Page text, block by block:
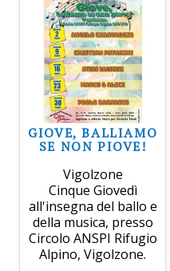
GIOVE, BALLIAMO
SE NON PIOVE!
Vigolzone
Cinque Giovedì
all'insegna del ballo e
della musica, presso
Circolo ANSPI Rifugio
Alpino, Vigolzone.